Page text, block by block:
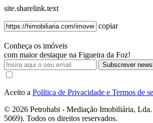
site.sharelink.text
copiar
Conheça os imóveis
com maior destaque na Figueira da Foz!
Subscrever
Aceito a Política de Privacidade e Termos de
© 2026 Petrohabi - Mediação Imobiliária,
5069). Todos os direitos reservados.